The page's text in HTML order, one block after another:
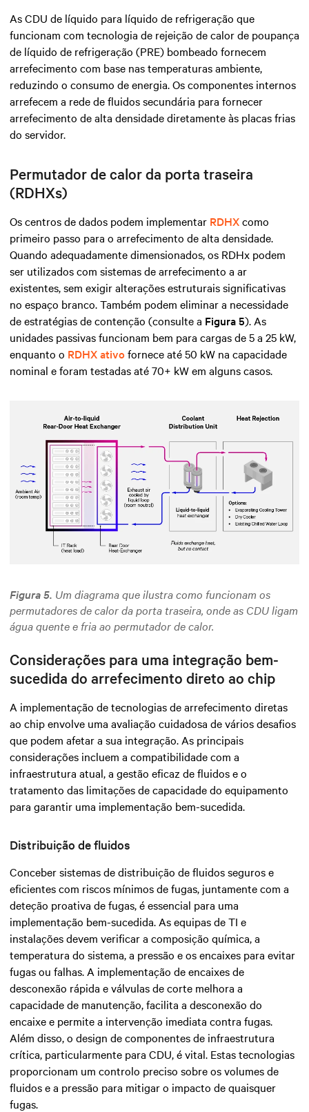
As CDU de líquido para líquido de refrigeração que
funcionam com tecnologia de rejeição de calor de poupança
de líquido de refrigeração (PRE) bombeado fornecem
arrefecimento com base nas temperaturas ambiente,
reduzindo o consumo de energia. Os componentes internos
arrefecem a rede de fluidos secundária para fornecer
arrefecimento de alta densidade diretamente às placas frias
do servidor.
Permutador de calor da porta traseira
(RDHXs)
Os centros de dados podem implementar RDHXcomo
primeiro passo para o arrefecimento dealta densidade.
Quando adequadamente dimensionados, os RDHx podem
ser utilizados com sistemas de arrefecimento a ar
existentes, sem exigir alterações estruturais significativas
no espaço branco. Também podem eliminar a necessidade
de estratégias de contenção (consulte a Figura 5). As
unidades passivas funcionam bem para cargas de 5 a 25 kW,
enquanto o RDHX ativofornece até 50 kW na capacidade
nominal e foram testadas até 70+ kW em alguns casos.
Figura 5. Um diagrama que ilustra como funcionam os
permutadores de calor da porta traseira, ondeas CDU ligam
água quente e fria ao permutador de calor.
Considerações para uma integração bem-
sucedida do arrefecimento direto ao chip
A implementação de tecnologias de arrefecimento diretas
ao chip envolve uma avaliação cuidadosa de vários desafios
que podem afetar a sua integração. As principais
considerações incluem a compatibilidade com a
infraestrutura atual, a gestão eficaz de fluidos e o
tratamento das limitações de capacidade do equipamento
para garantir uma implementação bem-sucedida.
Distribuição de fluidos
Conceber sistemas de distribuição de fluidos seguros e
eficientes com riscos mínimos de fugas, juntamente com a
deteção proativa de fugas, é essencial para uma
implementação bem-sucedida. As equipas de TI e
instalações devem verificar a composição química, a
temperatura do sistema, a pressão e os encaixes para evitar
fugas ou falhas. A implementação de encaixes de
desconexão rápida e válvulas de corte melhora a
capacidade de manutenção, facilita a desconexão do
encaixe e permite a intervenção imediata contra fugas.
Além disso, o design de componentes de infraestrutura
crítica, particularmente para CDU, é vital. Estas tecnologias
proporcionam um controlo preciso sobre os volumes de
fluidos e a pressão para mitigar o impacto de quaisquer
fugas.